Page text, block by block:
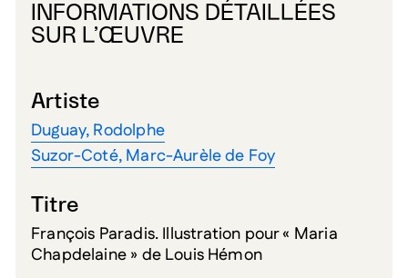
INFORMATIONS DÉTAILLÉES
SUR L’ŒUVRE
Artiste
Duguay, Rodolphe
Suzor-Coté, Marc-Aurèle de Foy
Titre
François Paradis. Illustration pour « Maria
Chapdelaine » de Louis Hémon